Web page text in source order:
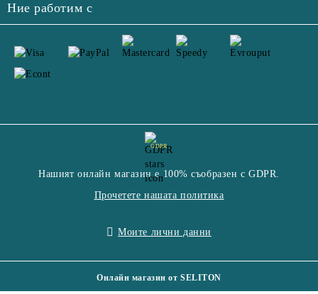
Ние работим с
GDPR
Нашият онлайн магазин е 100% съобразен с GDPR.
Прочетете нашата политика
Моите лични данни
Онлайн магазин от SELITON